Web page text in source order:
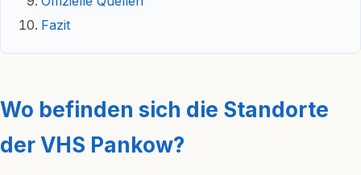
Fazit
Wo befinden sich die Standorte
der VHS Pankow?